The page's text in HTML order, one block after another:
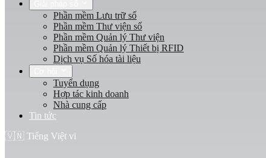
Phần mềm Lưu trữ số
Phần mềm Thư viện số
Phần mềm Quản lý Thư viện
Phần mềm Quản lý Thiết bị RFID
Dịch vụ Số hóa tài liệu
Tuyển dụng
Hợp tác kinh doanh
Nhà cung cấp
Tin tức
🇻🇳 Tiếng Việt vi